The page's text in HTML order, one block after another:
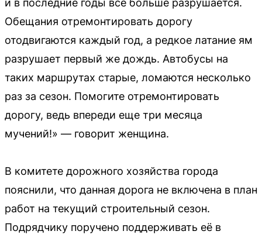
и в последние годы всё больше разрушается.
Обещания отремонтировать дорогу
отодвигаются каждый год, а редкое латание ям
разрушает первый же дождь. Автобусы на
таких маршрутах старые, ломаются несколько
раз за сезон. Помогите отремонтировать
дорогу, ведь впереди еще три месяца
мучений!» — говорит женщина.
В комитете дорожного хозяйства города
пояснили, что данная дорога не включена в план
работ на текущий строительный сезон.
Подрядчику поручено поддерживать её в